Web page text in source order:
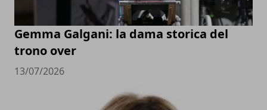
Gemma Galgani: la dama storica del
trono over
13/07/2026